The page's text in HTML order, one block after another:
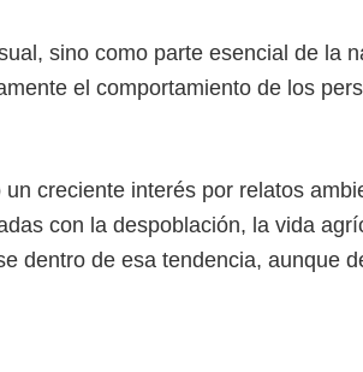
sino como parte esencial de la
el comportamiento de los
creciente interés por relatos
con la despoblación, la vida
dentro de esa tendencia, aunque